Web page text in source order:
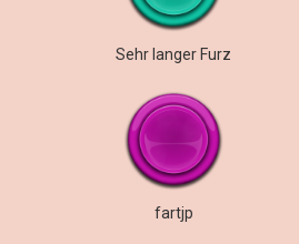
Sehr langer Furz
fartjp